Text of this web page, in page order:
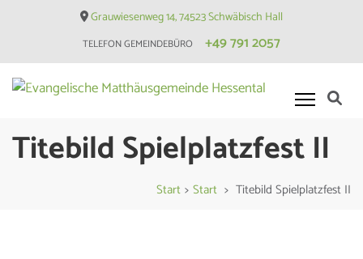
(Press
Enter)
Grauwiesenweg 14, 74523 Schwäbisch Hall
TELEFON GEMEINDEBÜRO +49 791 2057
Evangelische Matthäusgemeinde
Hessental
Titebild Spielplatzfest II
Start > Start > Titebild Spielplatzfest II